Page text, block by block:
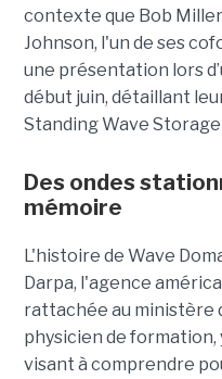
contexte que Bob
Johnson, l'un de ses
une présentation lors
début juin, détaillant
Standing Wave Storage
Des ondes
mémoire
L'histoire de Wave
Darpa, l'agence
rattachée au ministère
physicien de
visant à comprendre